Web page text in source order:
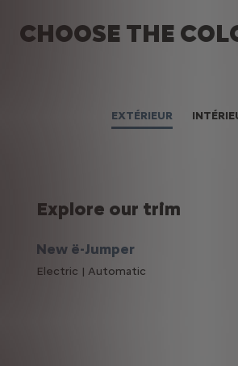
CHOOSE THE
EXTÉRIEUR
Explore our trim
New ë-Jumper
Electric | Automatic